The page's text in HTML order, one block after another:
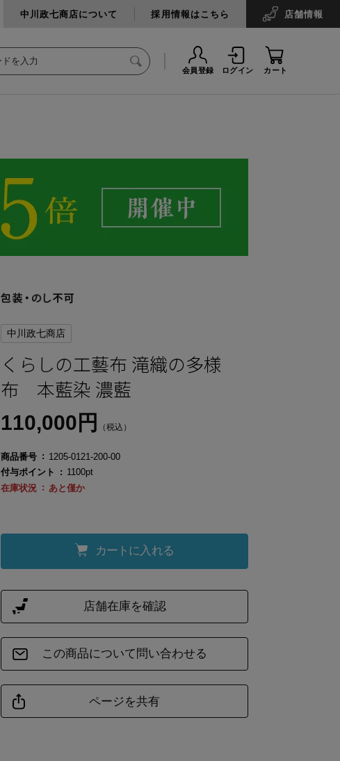
中川政七商店について 採用情報はこちら 店舗情報
会員登録 ログイン カート
中川政七商店
くらしの工藝布 滝織の多様
布 本藍染 濃藍
110,000円 （税込）
商品番号
1205-0121-200-00
付与ポイント
1100pt
在庫状況
あと僅か
カートに入れる
この商品について問い合わせる
ページを共有
店舗在庫を確認